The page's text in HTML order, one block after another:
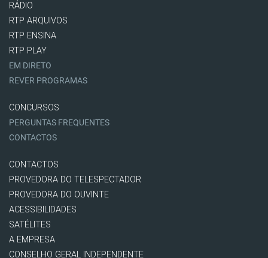
RÁDIO
RTP ARQUIVOS
RTP ENSINA
RTP PLAY
EM DIRETO
REVER PROGRAMAS
CONCURSOS
PERGUNTAS FREQUENTES
CONTACTOS
CONTACTOS
PROVEDORA DO TELESPECTADOR
PROVEDORA DO OUVINTE
ACESSIBILIDADES
SATÉLITES
A EMPRESA
CONSELHO GERAL INDEPENDENTE